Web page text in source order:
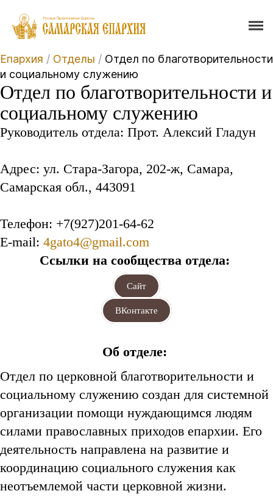
Епархия / Отделы / Отдел по благотворительности
и социальному служению
Отдел по благотворительности и
социальному служению
Руководитель отдела: Прот. Алексий Гладун
Адрес: ул. Стара-Загора, 202-ж, Самара,
Самарская обл., 443091
Телефон: +7(927)201-64-62
E-mail: 4gato4@gmail.com
Ссылки на сообщества отдела:
Сайт
ВКонтакте
Об отделе:
Отдел по церковной благотворительности и
социальному служению создан для системной
организации помощи нуждающимся людям
силами православных приходов епархии. Его
деятельность направлена на развитие и
координацию социального служения как
неотъемлемой части церковной жизни.